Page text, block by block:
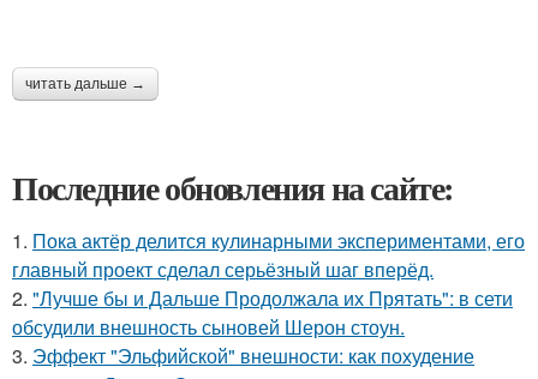
читать дальше →
Последние обновления на сайте:
1. Пока актёр делится кулинарными экспериментами, его
главный проект сделал серьёзный шаг вперёд.
2. "Лучше бы и Дальше Продолжала их Прятать": в сети
обсудили внешность сыновей Шерон стоун.
3. Эффект "Эльфийской" внешности: как похудение